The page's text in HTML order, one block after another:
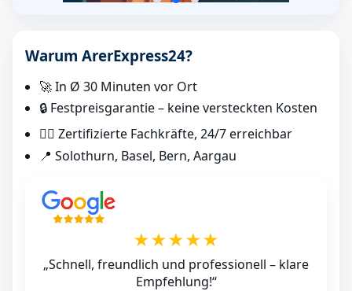
Warum ArerExpress24?
🚀 In Ø 30 Minuten vor Ort
🔒 Festpreisgarantie – keine versteckten Kosten
👷‍♂️ Zertifizierte Fachkräfte, 24/7 erreichbar
📍 Solothurn, Basel, Bern, Aargau
★★★★★
„Schnell, freundlich und professionell – klare
Empfehlung!“